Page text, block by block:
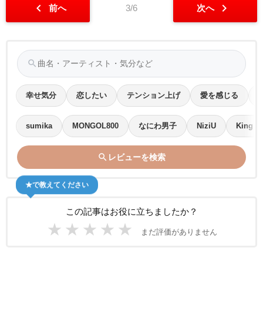
chevron_left 前へ 3/6 次へ chevron_right
search
幸せ気分 恋したい テンション上げ 愛を感じる
sumika MONGOL800 なにわ男子 NiziU King &
search レビューを検索
この記事はお役に立ちましたか？
★ ★ ★ ★ ★ まだ評価がありません
★で教えてください